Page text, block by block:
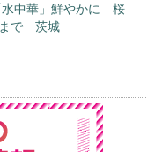
中華」鮮やかに 桜
で 茨城